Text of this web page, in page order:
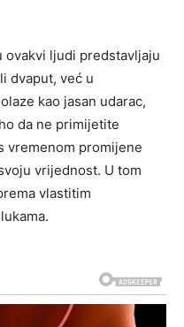
ovakvi ljudi predstavljaju
dvaput, već u
kao jasan udarac,
da ne primijetite
vremenom promijene
vrijednost. U tom
vlastitim